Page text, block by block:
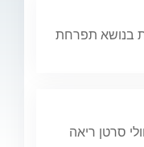
בנושא תפרחת
סרטן ריאה